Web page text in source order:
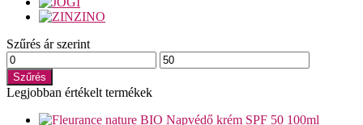
Szűrés ár szerint
Min
ár
Max
ár
Szűrés
Legjobban értékelt termékek